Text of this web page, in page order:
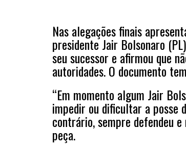
Nas alegações finais
presidente Jair Bolsonaro
seu sucessor e afirmou que
autoridades. O documento
“Em momento algum Jair
impedir ou dificultar a posse
contrário, sempre defendeu
peça.